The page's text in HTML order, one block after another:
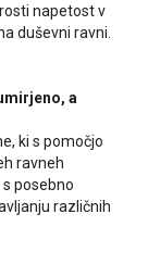
napetost v
duševni ravni.
a
ki s pomočjo
ravneh
posebno
različnih